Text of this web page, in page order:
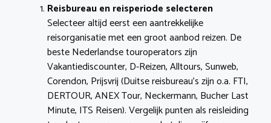
Reisbureau en reisperiode selecteren
Selecteer altijd eerst een aantrekkelijke
reisorganisatie met een groot aanbod reizen. De
beste Nederlandse touroperators zijn
Vakantiediscounter, D-Reizen, Alltours, Sunweb,
Corendon, Prijsvrij (Duitse reisbureau’s zijn o.a. FTI,
DERTOUR, ANEX Tour, Neckermann, Bucher Last
Minute, ITS Reisen). Vergelijk punten als reisleiding